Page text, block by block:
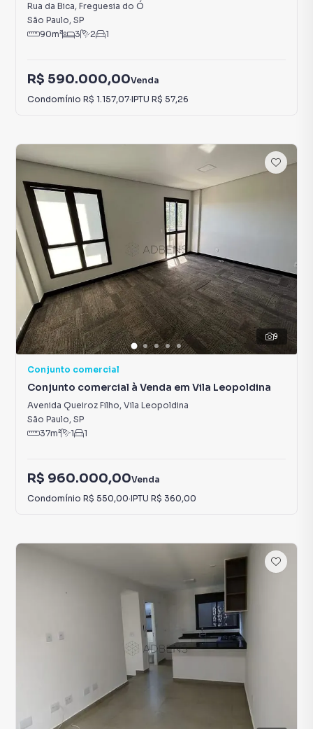
Rua da Bica, Freguesia do Ó
São Paulo, SP
90m² 3 2 1
R$ 590.000,00Venda
Condomínio R$ 1.157,07·IPTU R$ 57,26
9
Conjunto comercial
Conjunto comercial à Venda em Vila Leopoldina
Avenida Queiroz Filho, Vila Leopoldina
São Paulo, SP
37m² 1 1
R$ 960.000,00Venda
Condomínio R$ 550,00·IPTU R$ 360,00